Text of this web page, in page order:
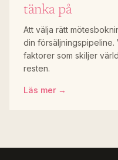
tänka på
Att välja rätt
din försäljningspipeline.
faktorer som skiljer
resten.
Läs mer →